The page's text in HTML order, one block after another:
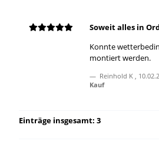
Soweit alles in
Konnte
montiert werden.
Reinhold K ,
Kauf
Einträge insgesamt: 3